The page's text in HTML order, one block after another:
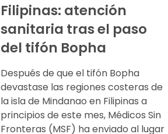
Filipinas: atención
sanitaria tras el paso
del tifón Bopha
Después de que el tifón Bopha
devastase las regiones costeras de
la isla de Mindanao en Filipinas a
principios de este mes, Médicos Sin
Fronteras (MSF) ha enviado al lugar